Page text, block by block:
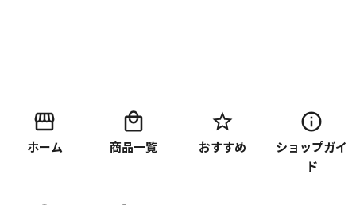
ホーム 商品一覧 おすすめ
ショップガイ
ド